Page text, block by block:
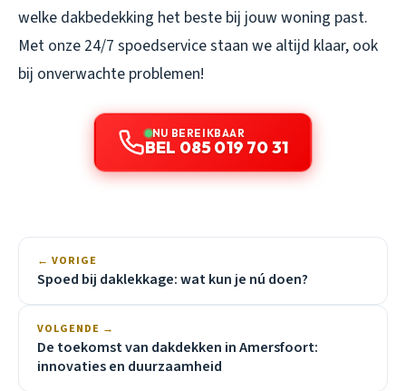
welke dakbedekking het beste bij jouw woning past.
Met onze 24/7 spoedservice staan we altijd klaar, ook
bij onverwachte problemen!
NU BEREIKBAAR
BEL 085 019 70 31
← VORIGE
Spoed bij daklekkage: wat kun je nú doen?
VOLGENDE →
De toekomst van dakdekken in Amersfoort:
innovaties en duurzaamheid